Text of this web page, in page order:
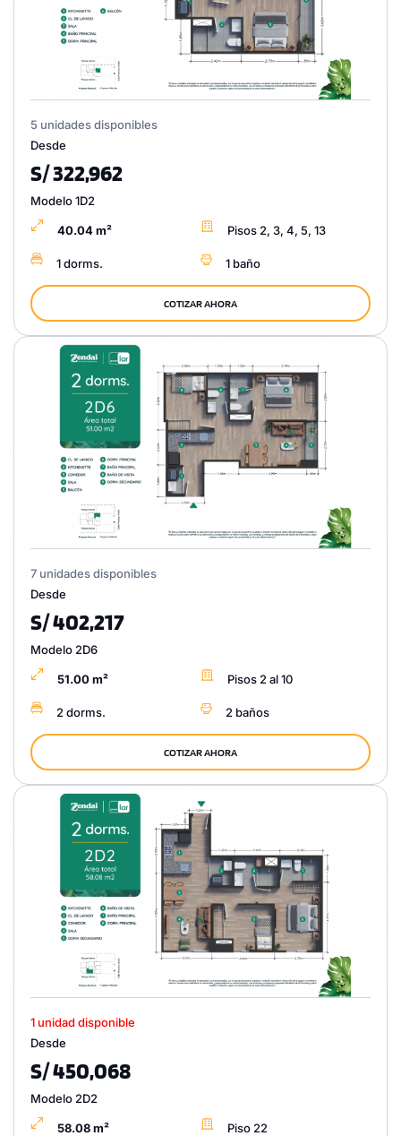
5 unidades disponibles
Desde
S/ 322,962
Modelo 1D2
40.04 m² Pisos 2, 3, 4, 5, 13
1 dorms. 1 baño
COTIZAR AHORA
7 unidades disponibles
Desde
S/ 402,217
Modelo 2D6
51.00 m² Pisos 2 al 10
2 dorms. 2 baños
COTIZAR AHORA
1 unidad disponible
Desde
S/ 450,068
Modelo 2D2
58.08 m² Piso 22